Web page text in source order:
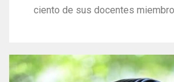
ciento de sus docentes